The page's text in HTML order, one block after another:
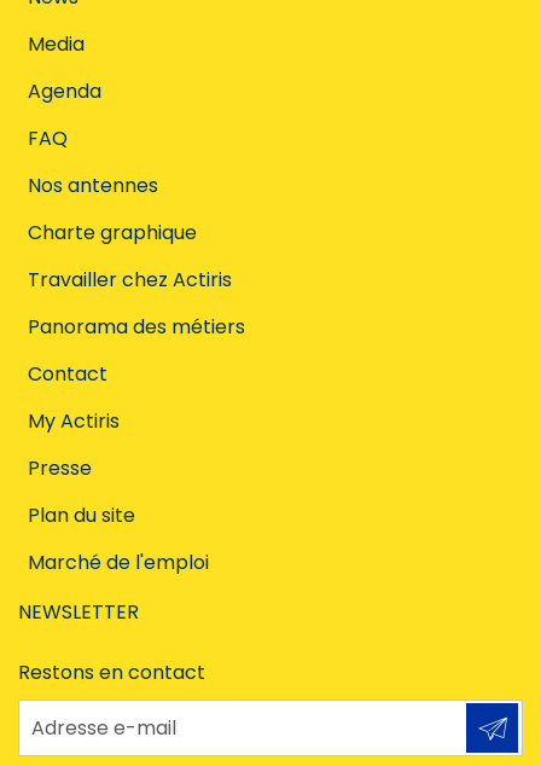
Media
Agenda
FAQ
Nos antennes
Charte graphique
Travailler chez Actiris
Panorama des métiers
Contact
My Actiris
Presse
Plan du site
Marché de l'emploi
NEWSLETTER
Restons en contact
Adresse e-mail